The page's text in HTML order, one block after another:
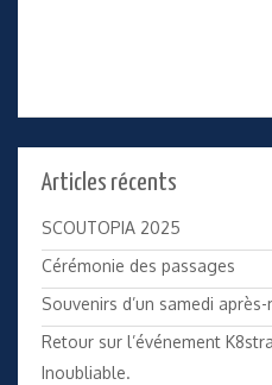
Articles récents
SCOUTOPIA 2025
Cérémonie des passages
Souvenirs d’un samedi après-
Retour sur l’événement
Inoubliable.